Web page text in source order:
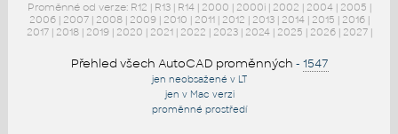
Proměnné od verze: R12 | R13 | R14 | 2000 | 2000i | 2002 | 2004 | 2005 |
2006 | 2007 | 2008 | 2009 | 2010 | 2011 | 2012 | 2013 | 2014 | 2015 | 2016 |
2017 | 2018 | 2019 | 2020 | 2021 | 2022 | 2023 | 2024 | 2025 | 2026 | 2027 |
Přehled všech AutoCAD proměnných - 1547
jen neobsažené v LT
jen v Mac verzi
proměnné prostředí